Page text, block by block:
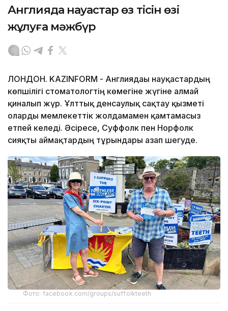
Англияда науқастар өз тісін өзі
жұлуға мәжбүр
ЛОНДОН. KAZINFORM - Англиядағы науқастардың
көпшілігі cтоматологтің көмегіне жүгіне алмай
қиналып жүр. Ұлттық денсаулық сақтау қызметі
оларды мемлекеттік жолдамамен қамтамасыз
етпей келеді. Әсіресе, Суффолк пен Норфолк
сияқты аймақтардың тұрғындары азап шегуде.
Фото: facebook.com/groups/suffolkteeth